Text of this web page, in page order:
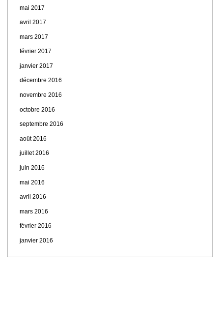
mai 2017
avril 2017
mars 2017
février 2017
janvier 2017
décembre 2016
novembre 2016
octobre 2016
septembre 2016
août 2016
juillet 2016
juin 2016
mai 2016
avril 2016
mars 2016
février 2016
janvier 2016